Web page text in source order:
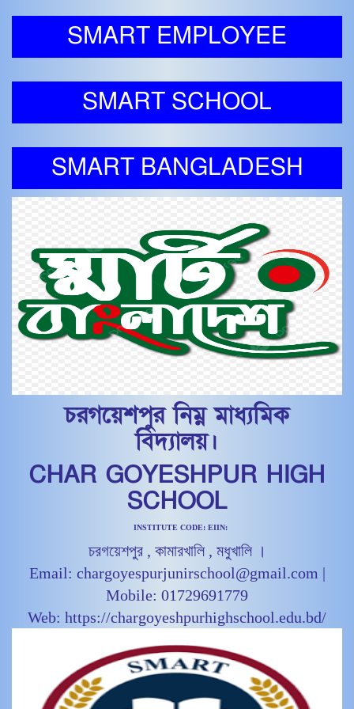
SMART EMPLOYEE
SMART SCHOOL
SMART BANGLADESH
চরগয়েশপুর নিম্ন মাধ্যমিক
বিদ্যালয়।
CHAR GOYESHPUR HIGH
SCHOOL
INSTITUTE CODE: EIIN:
চরগয়েশপুর , কামারখালি , মধুখালি ।
Email: chargoyespurjunirschool@gmail.com |
Mobile: 01729691779
Web: https://chargoyeshpurhighschool.edu.bd/